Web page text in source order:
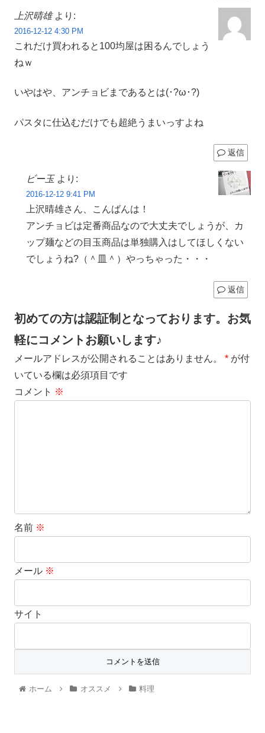
上沢晴雄 より:
2016-12-12 4:30 PM
これだけ買われると100均屋は困るんでしょう
ねｗ
いやはや、アンチョビまであるとは(･?ω･?)
パスタに仕込むだけでも超絶うまいっすよね
返信
ビー玉 より:
2016-12-12 9:41 PM
上沢晴雄さん、こんばんは！
アンチョビは定番商品なので大丈夫でしょうが、カ
ップ麺などの目玉商品は単独購入はしてほしくない
でしょうね?（＾皿＾）やっちゃった・・・
返信
初めての方は認証制となっております。お気
軽にコメントお願いします♪
メールアドレスが公開されることはありません。 * が付
いている欄は必須項目です
コメント ※
名前 ※
メール ※
サイト
ホーム オススメ 料理